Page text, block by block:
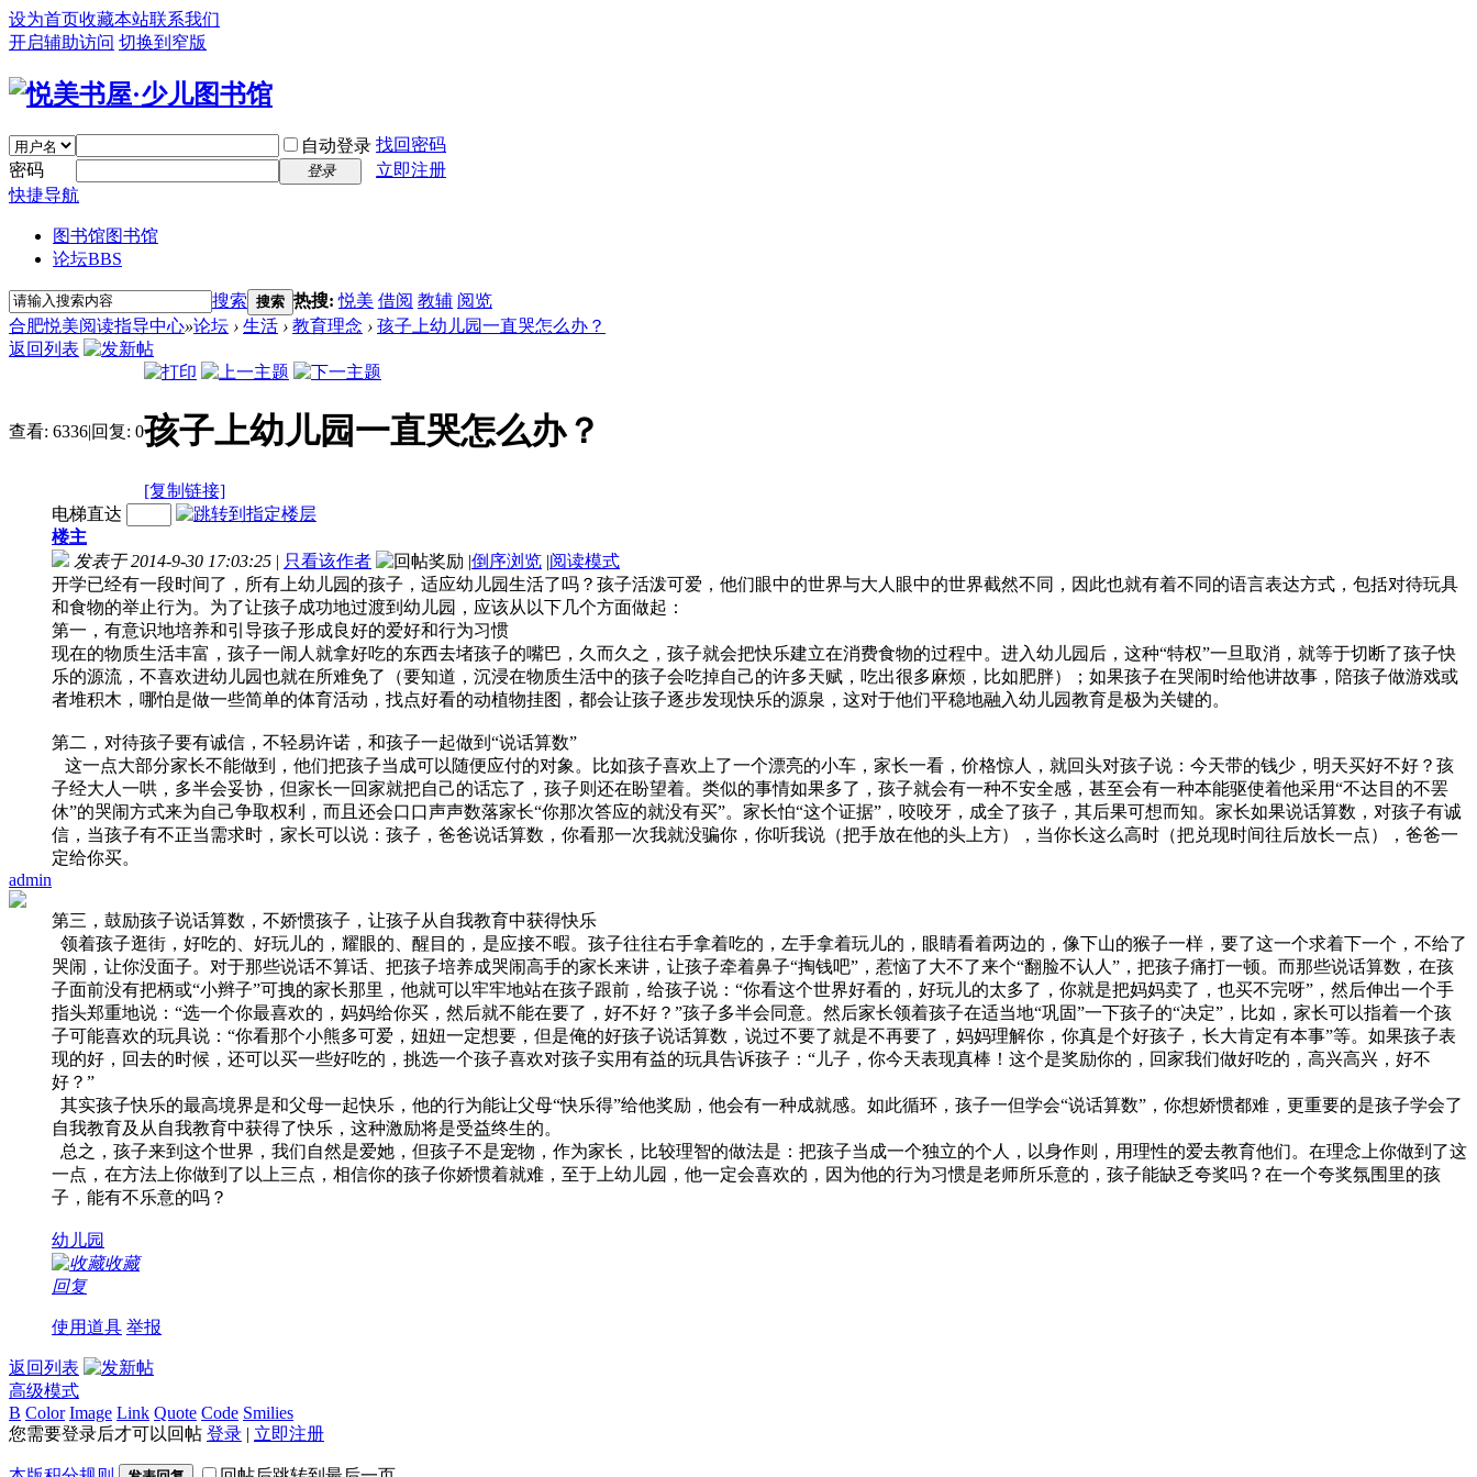
设为首页收藏本站联系我们
开启辅助访问 切换到窄版
自动登录 找回密码
密码
登录
立即注册
快捷导航
图书馆图书馆
论坛BBS
搜索 搜索 热搜:悦美 借阅 教辅 阅览
合肥悦美阅读指导中心»论坛 › 生活 › 教育理念 › 孩子上幼儿园一直哭怎么办？
返回列表
查看: 6336|回复: 0孩子上幼儿园一直哭怎么办？
[复制链接]
admin
电梯直达
楼主
发表于 2014-9-30 17:03:25 | 只看该作者 |倒序浏览 |阅读模式
开学已经有一段时间了，所有上幼儿园的孩子，适应幼儿园生活了吗？孩子活泼可爱，他们眼中的世界与大人眼中的世界截然不同，因此也就有着不同的语言表达方式，包括对待玩具
和食物的举止行为。为了让孩子成功地过渡到幼儿园，应该从以下几个方面做起：
第一，有意识地培养和引导孩子形成良好的爱好和行为习惯
现在的物质生活丰富，孩子一闹人就拿好吃的东西去堵孩子的嘴巴，久而久之，孩子就会把快乐建立在消费食物的过程中。进入幼儿园后，这种“特权”一旦取消，就等于切断了孩子快
乐的源流，不喜欢进幼儿园也就在所难免了（要知道，沉浸在物质生活中的孩子会吃掉自己的许多天赋，吃出很多麻烦，比如肥胖）；如果孩子在哭闹时给他讲故事，陪孩子做游戏或
者堆积木，哪怕是做一些简单的体育活动，找点好看的动植物挂图，都会让孩子逐步发现快乐的源泉，这对于他们平稳地融入幼儿园教育是极为关键的。
第二，对待孩子要有诚信，不轻易许诺，和孩子一起做到“说话算数”
这一点大部分家长不能做到，他们把孩子当成可以随便应付的对象。比如孩子喜欢上了一个漂亮的小车，家长一看，价格惊人，就回头对孩子说：今天带的钱少，明天买好不好？孩
子经大人一哄，多半会妥协，但家长一回家就把自己的话忘了，孩子则还在盼望着。类似的事情如果多了，孩子就会有一种不安全感，甚至会有一种本能驱使着他采用“不达目的不罢
休”的哭闹方式来为自己争取权利，而且还会口口声声数落家长“你那次答应的就没有买”。家长怕“这个证据”，咬咬牙，成全了孩子，其后果可想而知。家长如果说话算数，对孩子有诚
信，当孩子有不正当需求时，家长可以说：孩子，爸爸说话算数，你看那一次我就没骗你，你听我说（把手放在他的头上方），当你长这么高时（把兑现时间往后放长一点），爸爸一
定给你买。
第三，鼓励孩子说话算数，不娇惯孩子，让孩子从自我教育中获得快乐
领着孩子逛街，好吃的、好玩儿的，耀眼的、醒目的，是应接不暇。孩子往往右手拿着吃的，左手拿着玩儿的，眼睛看着两边的，像下山的猴子一样，要了这一个求着下一个，不给了
哭闹，让你没面子。对于那些说话不算话、把孩子培养成哭闹高手的家长来讲，让孩子牵着鼻子“掏钱吧”，惹恼了大不了来个“翻脸不认人”，把孩子痛打一顿。而那些说话算数，在孩
子面前没有把柄或“小辫子”可拽的家长那里，他就可以牢牢地站在孩子跟前，给孩子说：“你看这个世界好看的，好玩儿的太多了，你就是把妈妈卖了，也买不完呀”，然后伸出一个手
指头郑重地说：“选一个你最喜欢的，妈妈给你买，然后就不能在要了，好不好？”孩子多半会同意。然后家长领着孩子在适当地“巩固”一下孩子的“决定”，比如，家长可以指着一个孩
子可能喜欢的玩具说：“你看那个小熊多可爱，妞妞一定想要，但是俺的好孩子说话算数，说过不要了就是不再要了，妈妈理解你，你真是个好孩子，长大肯定有本事”等。如果孩子表
现的好，回去的时候，还可以买一些好吃的，挑选一个孩子喜欢对孩子实用有益的玩具告诉孩子：“儿子，你今天表现真棒！这个是奖励你的，回家我们做好吃的，高兴高兴，好不
好？”
其实孩子快乐的最高境界是和父母一起快乐，他的行为能让父母“快乐得”给他奖励，他会有一种成就感。如此循环，孩子一但学会“说话算数”，你想娇惯都难，更重要的是孩子学会了
自我教育及从自我教育中获得了快乐，这种激励将是受益终生的。
总之，孩子来到这个世界，我们自然是爱她，但孩子不是宠物，作为家长，比较理智的做法是：把孩子当成一个独立的个人，以身作则，用理性的爱去教育他们。在理念上你做到了这
一点，在方法上你做到了以上三点，相信你的孩子你娇惯着就难，至于上幼儿园，他一定会喜欢的，因为他的行为习惯是老师所乐意的，孩子能缺乏夸奖吗？在一个夸奖氛围里的孩
子，能有不乐意的吗？
幼儿园
收藏
回复
使用道具 举报
返回列表
高级模式
B Color Image Link Quote Code Smilies
您需要登录后才可以回帖 登录 | 立即注册